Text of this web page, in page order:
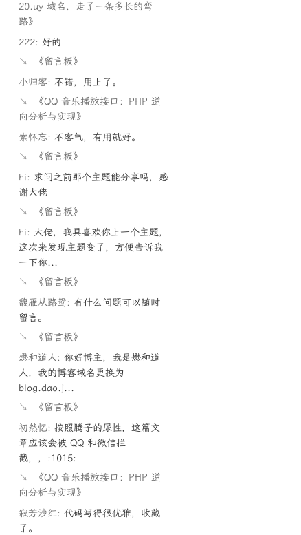
20.uy 域名，走了一条多长的弯
路》
222: 好的
↘
《留言板》
小归客: 不错，用上了。
↘
《QQ 音乐播放接口：PHP 逆
向分析与实现》
索怀忘: 不客气，有用就好。
↘
《留言板》
hi: 求问之前那个主题能分享吗，感
谢大佬
↘
《留言板》
hi: 大佬，我具喜欢你上一个主题，
这次来发现主题变了，方便告诉我
一下你...
↘
《留言板》
馥雁从路鸳: 有什么问题可以随时
留言。
↘
《留言板》
懋和道人: 你好博主，我是懋和道
人，我的博客域名更换为
blog.dao.j...
↘
《留言板》
初然忆: 按照腾子的尿性，这篇文
章应该会被 QQ 和微信拦
截，，:1015:
↘
《QQ 音乐播放接口：PHP 逆
向分析与实现》
寂芳沙红: 代码写得很优雅，收藏
了。